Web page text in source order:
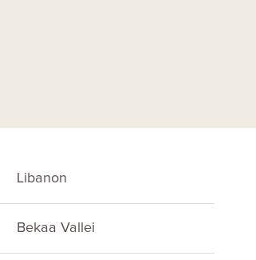
Libanon
Bekaa Vallei